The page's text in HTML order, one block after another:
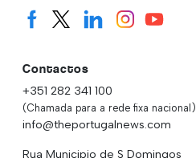
Contactos
+351 282 341 100
(Chamada para a rede fixa nacional)
info@theportugalnews.com
Rua Municipio de S Domingos